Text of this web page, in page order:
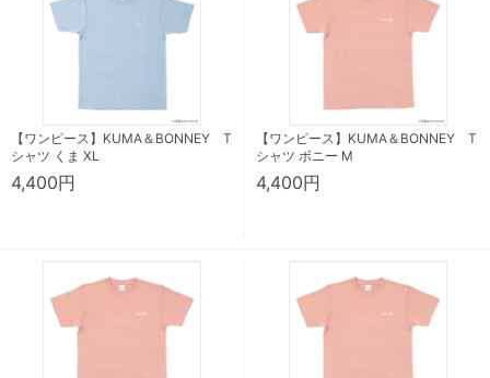
【ワンピース】KUMA＆BONNEY T
シャツ くま XL
4,400円
【ワンピース】KUMA＆BONNEY T
シャツ ボニー M
4,400円